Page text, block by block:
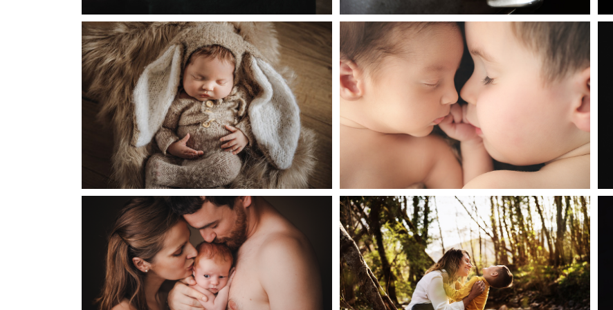
PHOTOGRAPHE MÂCON | SÉANCE PHOTO
NAISSANCE
PHOTOGRAPHE NOUVEAU NÉ | LYON
PHOTOGRAPHE BÉBÉ | NAISSANCE | LYON |
MÂCON
SÉANCE PHOTO FAMILLE | PHOTOGRAPHE
MÂCON | EXTERIEUR